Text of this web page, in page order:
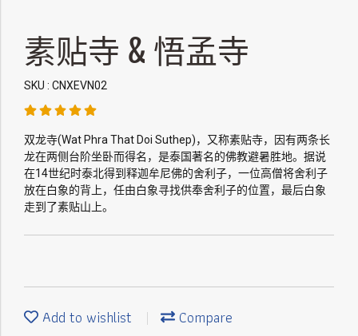
素贴寺 & 悟孟寺
SKU : CNXEVN02
双龙寺(Wat Phra That Doi Suthep)，又称素贴寺，因有两条长
龙在两侧台阶坐卧而得名，是泰国著名的佛教避暑胜地。据说
在14世纪时泰北得到释迦牟尼佛的舍利子，一位高僧将舍利子
放在白象的背上，任由白象寻找供奉舍利子的位置，最后白象
走到了素贴山上。
Add to wishlist Compare